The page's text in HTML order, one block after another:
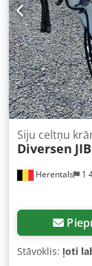
Herentals 1
Siju celtņu
Diversen
Stāvoklis: ļoti